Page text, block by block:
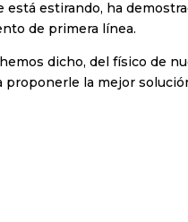
estirando, ha
de primera línea.
dicho, del físico de
la mejor